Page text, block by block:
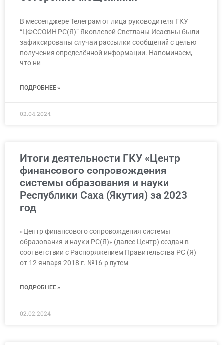
В мессенджере Телеграм от лица руководителя ГКУ
“ЦФССОИН РС(Я)” Яковлевой Светланы Исаевны были
зафиксированы случаи рассылки сообщений с целью
получения определённой информации. Напоминаем,
что ни
ПОДРОБНЕЕ »
02.04.2024
Итоги деятельности ГКУ «Центр
финансового сопровождения
системы образования и науки
Республики Саха (Якутия) за 2023
год
«Центр финансового сопровождения системы
образования и науки РС(Я)» (далее Центр) создан в
соответствии с Распоряжением Правительства РС (Я)
от 12 января 2018 г. №16-р путем
ПОДРОБНЕЕ »
02.02.2024